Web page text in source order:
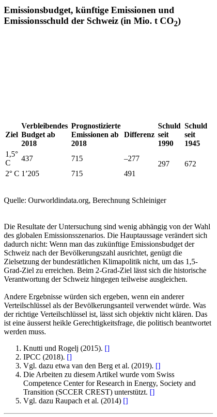
Emissionsbudget, künftige Emissionen und
Emissionsschuld der Schweiz (in Mio. t CO2)
Ziel
Verbleibendes
Budget ab
2018
Prognostizierte
Emissionen ab
2018
Differenz
Schuld
seit
1990
Schuld
seit
1945
1,5°
C
437 715 –277
297
672
2° C 1’205 715 491
Quelle: Ourworldindata.org, Berechnung Schleiniger
Die Resultate der Untersuchung sind wenig abhängig von der Wahl
des globalen Emissionsszenarios. Die Hauptaussage verändert sich
dadurch nicht: Wenn man das zukünftige Emissionsbudget der
Schweiz nach der Bevölkerungszahl ausrichtet, genügt die
Zielsetzung der bundesrätlichen Klimapolitik nicht, um das 1,5-
Grad-Ziel zu erreichen. Beim 2-Grad-Ziel lässt sich die historische
Verantwortung der Schweiz hingegen teilweise ausgleichen.
Andere Ergebnisse würden sich ergeben, wenn ein anderer
Verteilschlüssel als der Bevölkerungsanteil verwendet würde. Was
der richtige Verteilschlüssel ist, lässt sich objektiv nicht klären. Das
ist eine äusserst heikle Gerechtigkeitsfrage, die politisch beantwortet
werden muss.
Knutti und Rogelj (2015). []
IPCC (2018). []
Vgl. dazu etwa van den Berg et al. (2019). []
Die Arbeiten zu diesem Artikel wurde vom Swiss
Competence Center for Research in Energy, Society and
Transition (SCCER CREST) unterstützt. []
Vgl. dazu Raupach et al. (2014) []